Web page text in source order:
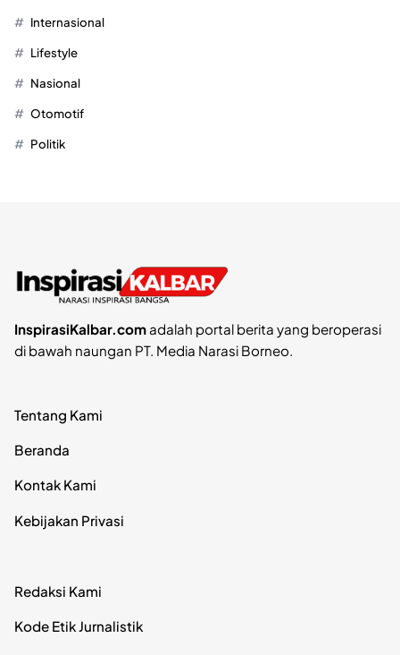
Internasional
Lifestyle
Nasional
Otomotif
Politik
InspirasiKalbar.comadalah portal berita yang beroperasi
di bawah naungan PT. Media Narasi Borneo.
Tentang Kami
Beranda
Kontak Kami
Kebijakan Privasi
Redaksi Kami
Kode Etik Jurnalistik